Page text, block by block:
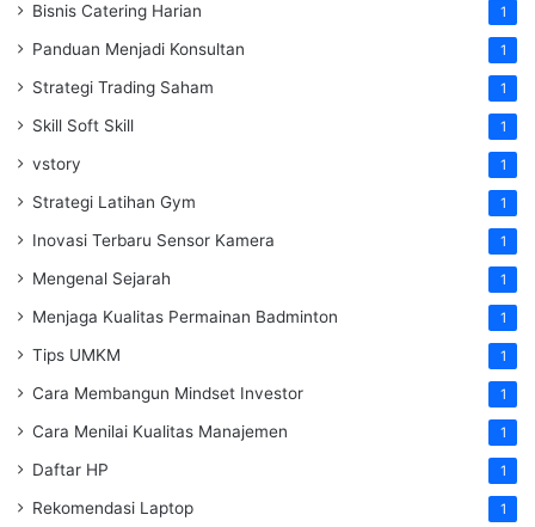
Bisnis Catering Harian 1
Panduan Menjadi Konsultan 1
Strategi Trading Saham 1
Skill Soft Skill 1
vstory 1
Strategi Latihan Gym 1
Inovasi Terbaru Sensor Kamera 1
Mengenal Sejarah 1
Menjaga Kualitas Permainan Badminton 1
Tips UMKM 1
Cara Membangun Mindset Investor 1
Cara Menilai Kualitas Manajemen 1
Daftar HP 1
Rekomendasi Laptop 1